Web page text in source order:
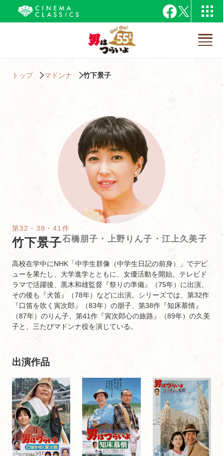
トップ マドンナ 竹下景子
第32・38・41作
竹下景子石橋朋子・上野りん子・江上久美子
高校在学中にNHK「中学生群像（中学生日記の前身）」でデビ
ューを果たし、大学進学とともに、女優活動を開始。テレビド
ラマで活躍後、黒木和雄監督『祭りの準備』（75年）に出演、
その後も『犬笛』（78年）などに出演。シリーズでは、第32作
『口笛を吹く寅次郎』（83年）の朋子、第38作『知床慕情』
（87年）のりん子、第41作『寅次郎心の旅路』（89年）の久美
子と、三たびマドンナ役を演じている。
出演作品